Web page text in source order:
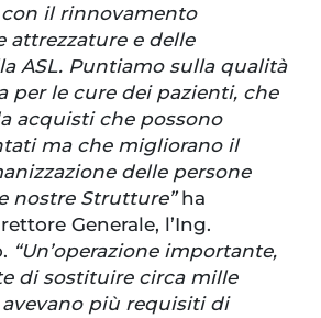
il rinnovamento
attrezzature e delle
ASL. Puntiamo sulla qualità
per le cure dei pazienti, che
acquisti che possono
ma che migliorano il
delle persone
nostre Strutture”ha
Generale, l’Ing.
“Un’operazione importante,
di sostituire circa mille
più requisiti di